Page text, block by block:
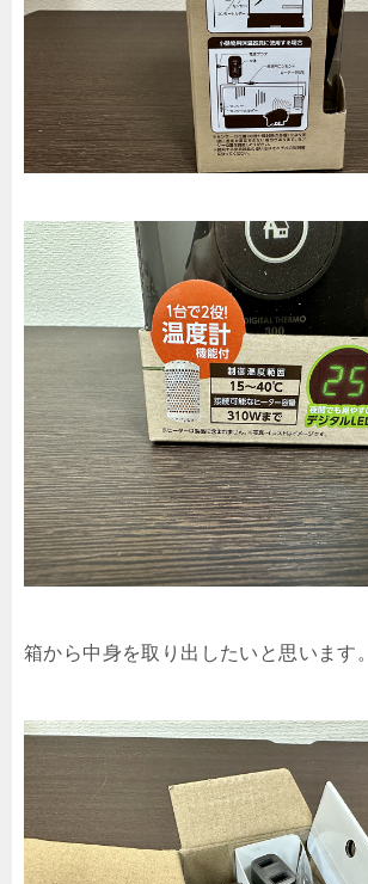
箱から中身を取り出したいと思います。